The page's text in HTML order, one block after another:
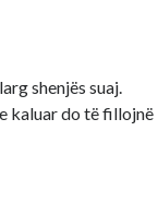
shenjës suaj.
kaluar do të fillojnë